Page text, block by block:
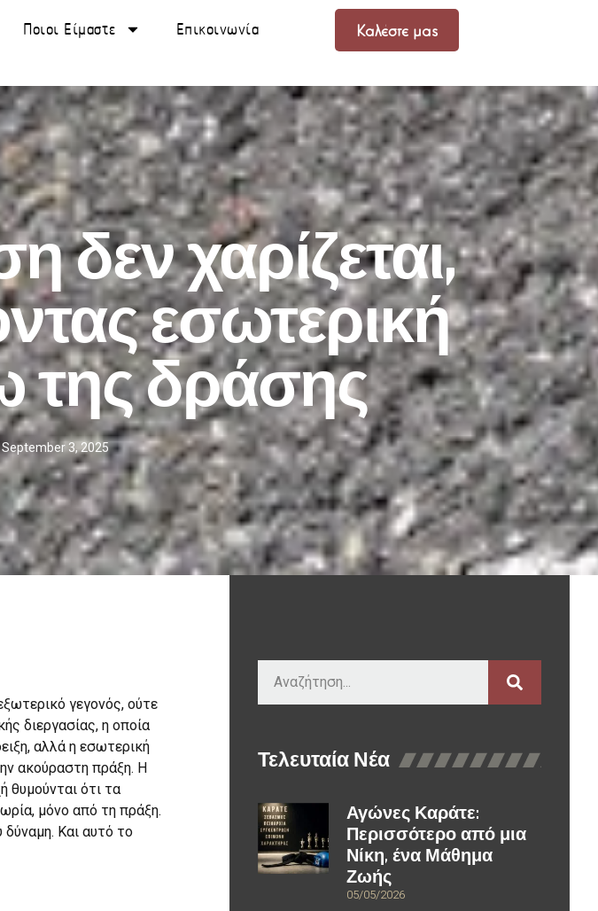
Ποιοι Είμαστε Επικοινωνία Καλέστε μας
δεν χαρίζεται,
εσωτερική
της δράσης
September 3, 2025
γεγονός, ούτε
διεργασίας, η οποία
αλλά η εσωτερική
ακούραστη πράξη. Η
θυμούνται ότι τα
μόνο από τη πράξη.
Και αυτό το
Τελευταία Νέα
Αγώνες Καράτε:
Περισσότερο από μια
Νίκη, ένα Μάθημα
Ζωής
05/05/2026